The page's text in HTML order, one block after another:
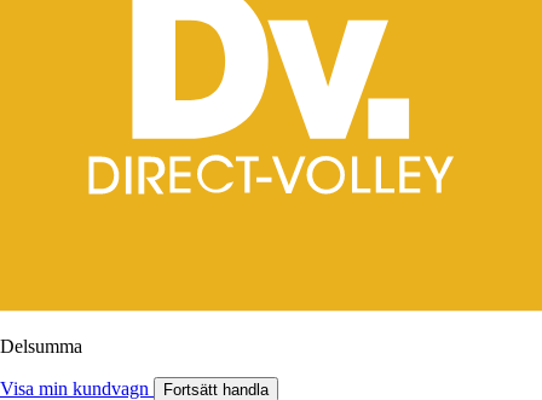
Delsumma
Visa min kundvagn Fortsätt handla